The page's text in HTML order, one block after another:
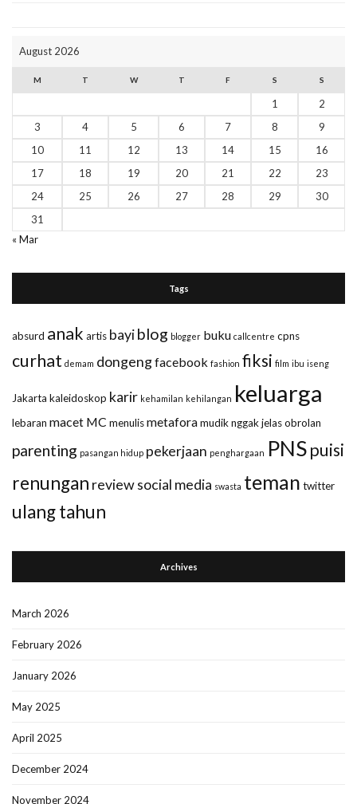
August 2026
M T W T F S S
1
2
3
4 5 6 7 8
9
10
11 12 13 14 15
16
17
18 19 20 21 22
23
24
25 26 27 28 29
30
31
« Mar
Tags
absurd anak artis bayiblog blogger buku callcentre cpns
curhat demam dongengfacebook fashion fiksi film ibu iseng
Jakarta kaleidoskop karir kehamilan kehilangan keluarga
lebaran macet MC menulismetaforamudiknggak jelasobrolan
parenting pasangan hidup pekerjaan penghargaan PNSpuisi
renungan reviewsocial media swasta teman twitter
ulang tahun
Archives
March 2026
February 2026
January 2026
May 2025
April 2025
December 2024
November 2024